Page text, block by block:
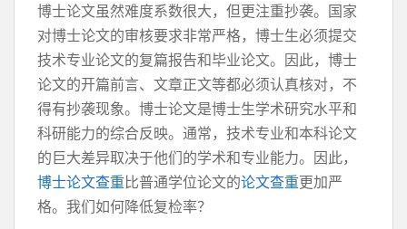
博士论文虽然难度系数很大，但更注重抄袭。国家
对博士论文的审核要求非常严格，博士生必须提交
技术专业论文的复篇报告和毕业论文。因此，博士
论文的开篇前言、文章正文等都必须认真核对，不
得有抄袭现象。博士论文是博士生学术研究水平和
科研能力的综合反映。通常，技术专业和本科论文
的巨大差异取决于他们的学术和专业能力。因此，
博士论文查重比普通学位论文的论文查重更加严
格。我们如何降低复检率？